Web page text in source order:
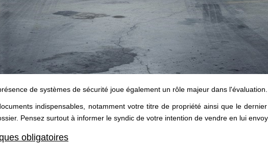
de systèmes de sécurité joue également un rôle majeur dans l'évaluation.
indispensables, notamment votre titre de propriété ainsi que le
Pensez surtout à informer le syndic de votre intention de vendre en lui
obligatoires